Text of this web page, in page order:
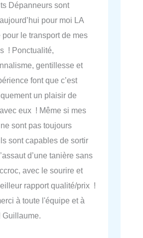
Dépanneurs sont
pour moi LA
pour le transport de mes
! Ponctualité,
gentillesse et
font que c’est
un plaisir de
eux ! Même si mes
sont pas toujours
sont capables de sortir
d’une tanière sans
avec le sourire et
rapport qualité/prix !
à toute l'équipe et à